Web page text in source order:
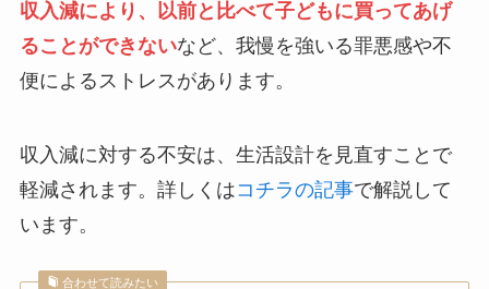
収入減により、以前と比べて子どもに買ってあげ
ることができないなど、我慢を強いる罪悪感や不
便によるストレスがあります。
収入減に対する不安は、生活設計を見直すことで
軽減されます。詳しくはコチラの記事で解説して
います。
合わせて読みたい